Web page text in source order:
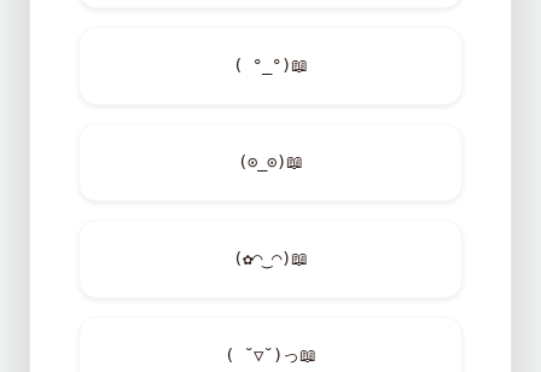
( °_°)📖
(⊙_⊙)📖
(✿◠‿◠)📖
( ˘▽˘)っ📖